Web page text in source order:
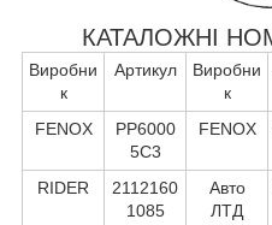
КАТАЛОЖНІ
Виробни
к
Артикул
Виробни
к
FENOX
PP6000
5C3
FENOX
RIDER
2112160
1085
Авто
ЛТД